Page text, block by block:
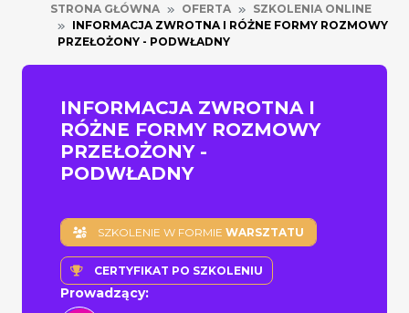
STRONA GŁÓWNA OFERTA
SZKOLENIA ONLINE
INFORMACJA ZWROTNA I RÓŻNE FORMY ROZMOWY
PRZEŁOŻONY - PODWŁADNY
INFORMACJA ZWROTNA I
RÓŻNE FORMY ROZMOWY
PRZEŁOŻONY -
PODWŁADNY
SZKOLENIE W FORMIE WARSZTATU
CERTYFIKAT PO SZKOLENIU
Prowadzący: